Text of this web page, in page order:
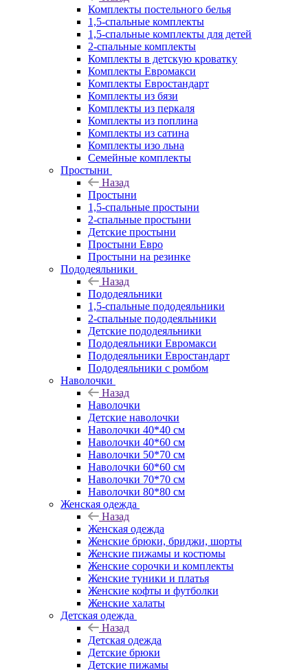
Комплекты постельного белья
1,5-спальные комплекты
1,5-спальные комплекты для детей
2-спальные комплекты
Комплекты в детскую кроватку
Комплекты Евромакси
Комплекты Евростандарт
Комплекты из бязи
Комплекты из перкаля
Комплекты из поплина
Комплекты из сатина
Комплекты изо льна
Семейные комплекты
Простыни
Назад
Простыни
1,5-спальные простыни
2-спальные простыни
Детские простыни
Простыни Евро
Простыни на резинке
Пододеяльники
Назад
Пододеяльники
1,5-спальные пододеяльники
2-спальные пододеяльники
Детские пододеяльники
Пододеяльники Евромакси
Пододеяльники Евростандарт
Пододеяльники с ромбом
Наволочки
Назад
Наволочки
Детские наволочки
Наволочки 40*40 см
Наволочки 40*60 см
Наволочки 50*70 см
Наволочки 60*60 см
Наволочки 70*70 см
Наволочки 80*80 см
Женская одежда
Назад
Женская одежда
Женские брюки, бриджи, шорты
Женские пижамы и костюмы
Женские сорочки и комплекты
Женские туники и платья
Женские кофты и футболки
Женские халаты
Детская одежда
Назад
Детская одежда
Детские брюки
Детские пижамы